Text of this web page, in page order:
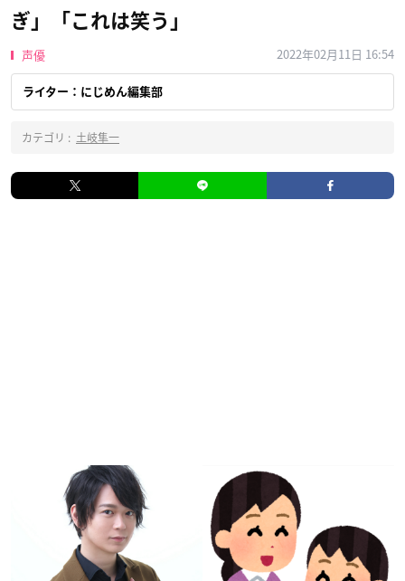
ぎ」「これは笑う」
声優 2022年02月11日 16:54
ライター：にじめん編集部
カテゴリ : 土岐隼一